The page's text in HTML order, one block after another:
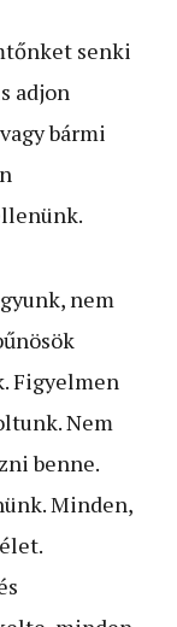
senki
adjon
bármi
nem
Figyelmen
Nem
benne.
Minden,